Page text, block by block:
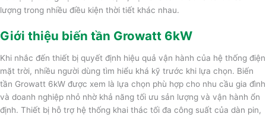
lượng trong nhiều điều kiện thời tiết khác nhau.
Giới thiệu biến tần Growatt 6kW
Khi nhắc đến thiết bị quyết định hiệu quả vận hành của hệ thống điện
mặt trời, nhiều người dùng tìm hiểu khá kỹ trước khi lựa chọn. Biến
tần Growatt 6kW được xem là lựa chọn phù hợp cho nhu cầu gia đình
và doanh nghiệp nhỏ nhờ khả năng tối ưu sản lượng và vận hành ổn
định. Thiết bị hỗ trợ hệ thống khai thác tối đa công suất của dàn pin,